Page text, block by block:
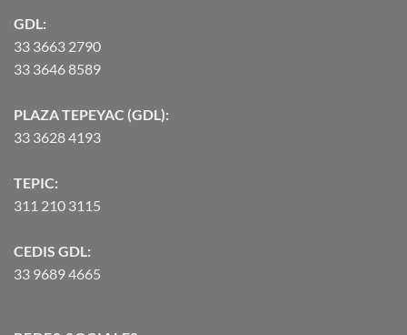
GDL:
33 3663 2790
33 3646 8589
PLAZA TEPEYAC (GDL):
33 3628 4193
TEPIC:
311 210 3115
CEDIS GDL:
33 9689 4665